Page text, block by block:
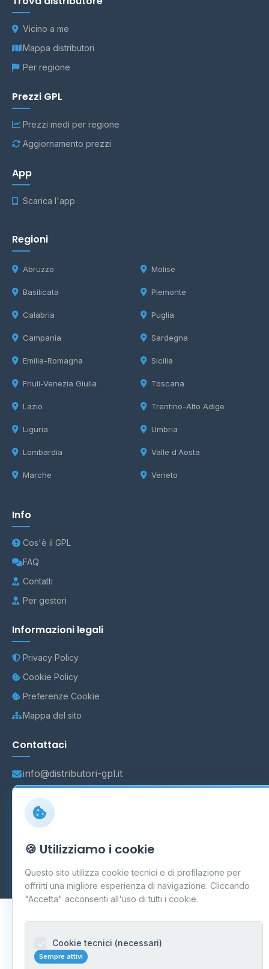
Vicino a me
Mappa distributori
Per regione
Prezzi GPL
Prezzi medi per regione
Aggiornamento prezzi
App
Scarica l'app
Regioni
Abruzzo
Basilicata
Calabria
Campania
Emilia-Romagna
Friuli-Venezia Giulia
Lazio
Liguria
Lombardia
Marche
Molise
Piemonte
Puglia
Sardegna
Sicilia
Toscana
Trentino-Alto Adige
Umbria
Valle d'Aosta
Veneto
Info
Cos'è il GPL
FAQ
Contatti
Per gestori
Informazioni legali
Privacy Policy
Cookie Policy
Preferenze Cookie
Mappa del sito
Contattaci
info@distributori-gpl.it
Carpi P.IVA 03859300364
Dati forniti da Ministero delle Imprese e del Made in Italy
Aggiornamento quotidiano
🍪 Utilizziamo i cookie
Questo sito utilizza cookie tecnici e di profilazione per
offrirti una migliore esperienza di navigazione. Cliccando
"Accetta" acconsenti all'uso di tutti i cookie.
Cookie tecnici (necessari)
Sempre attivi